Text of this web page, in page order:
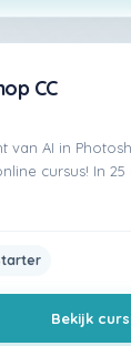
CC
van AI in
cursus! In
Bekijk